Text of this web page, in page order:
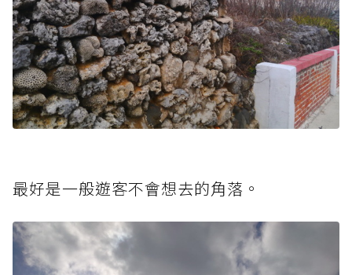
最好是一般遊客不會想去的角落。